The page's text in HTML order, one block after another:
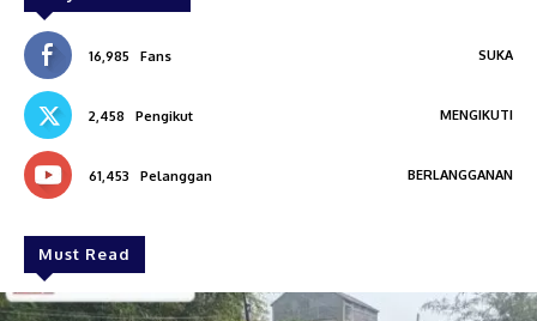
16,985 Fans SUKA
2,458 Pengikut MENGIKUTI
61,453 Pelanggan BERLANGGANAN
Must Read